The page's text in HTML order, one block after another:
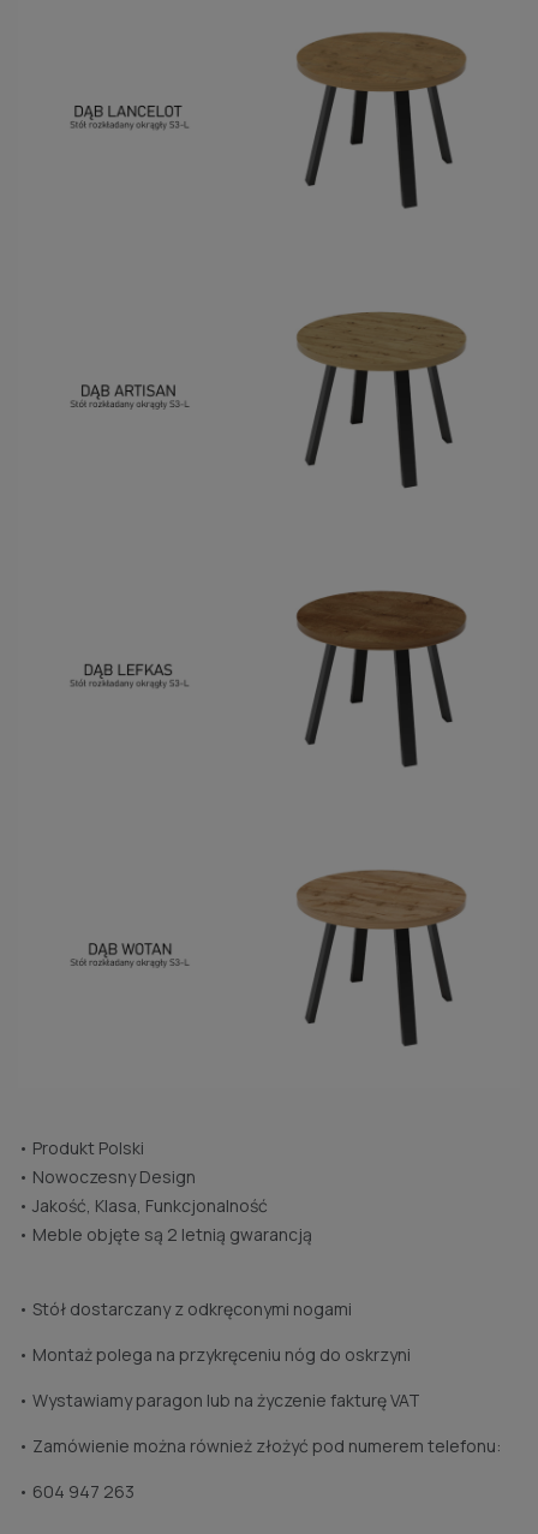
• Produkt Polski
• Nowoczesny Design
• Jakość, Klasa, Funkcjonalność
• Meble objęte są 2 letnią gwarancją
• Stół dostarczany z odkręconymi nogami
• Montaż polega na przykręceniu nóg do oskrzyni
• Wystawiamy paragon lub na życzenie fakturę VAT
• Zamówienie można również złożyć pod numerem telefonu:
• 604 947 263